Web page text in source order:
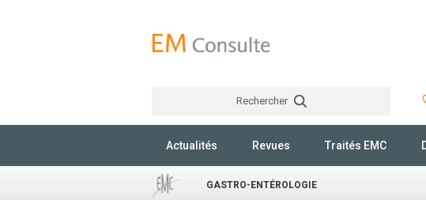
Rechercher
Actualités Revues Traités EMC
GASTRO-ENTÉROLOGIE